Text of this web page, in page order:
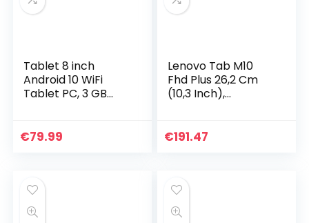
Tablet 8 inch
Android 10 WiFi
Tablet PC, 3 GB
uitbreidbaar,
€79.99
Lenovo Tab M10
Fhd Plus 26,2 Cm
(10,3 Inch),
(Octa-Core, 4 Gb
€191.47